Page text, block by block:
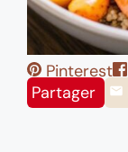
Pinterest
Partager